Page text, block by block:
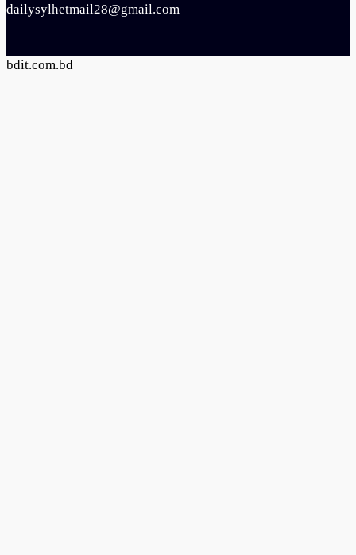
dailysylhetmail28@gmail.com
bdit.com.bd